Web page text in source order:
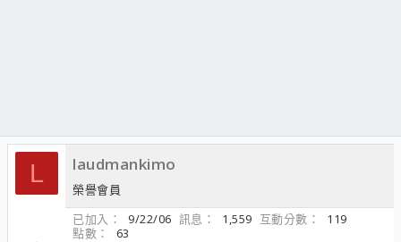
L laudmankimo
榮譽會員
已加入
9/22/06 訊息 1,559 互動分數
119
點數
63